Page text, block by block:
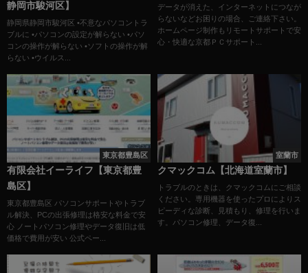
静岡市駿河区】
静岡県静岡市駿河区 •不意なパソコントラ
ブルに •パソコンの設定が解らない •パソ
コンの操作が解らない •ソフトの操作が解
らない •ウイルス...
データが消えた、インターネットにつなが
らないなどお困りの場合、ご連絡下さい。
ホームページ制作もリモートサポートで安
心・快適な京都ＰＣサポート...
東京都豊島区
有限会社イーライフ【東京都豊
島区】
東京都豊島区 パソコンサポートやトラブ
ル解決、PCの出張修理は格安な料金で安
心 ノートパソコン修理やデータ復旧は低
価格で費用が安い 公式ペー...
室蘭市
クマックコム【北海道室蘭市】
トラブルのときは、クマックコムにご相談
ください。専用機器を使ったプロによりス
ピーディな診断、見積もり、修理を行いま
す。パソコン修理、データ復...